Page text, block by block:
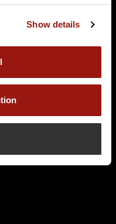
Show details
in 3 Gängen
Bargeld